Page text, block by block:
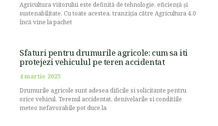
Agricultura viitorului este definită de tehnologie, eficiență și
sustenabilitate. Cu toate acestea, tranziția către Agricultura 4.0
încă vine la pachet
Sfaturi pentru drumurile agricole: cum sa iti
protejezi vehiculul pe teren accidentat
4 martie 2025
Drumurile agricole sunt adesea dificile si solicitante pentru
orice vehicul. Terenul accidentat, denivelarile si conditiile
meteo nefavorabile pot duce la